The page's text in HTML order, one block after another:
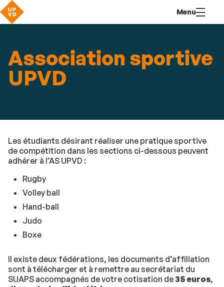
contenu
Menu
Association sportive
UPVD
Les étudiants désirant réaliser une pratique sportive
de compétition dans les sections ci-dessous peuvent
adhérer à l’AS UPVD :
Rugby
Volley ball
Hand-ball
Judo
Boxe
Il existe deux fédérations, les documents d’affiliation
sont à télécharger et à remettre au secrétariat du
SUAPS accompagnés de votre cotisation de 35 euros,